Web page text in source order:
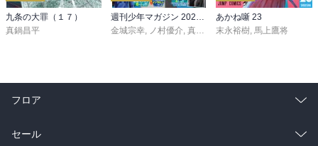
九条の大罪（１７）
真鍋昌平
金城宗幸
ノ村優介 真島ヒロ ,宮島礼吏, 新川直司
あかね噺 23
末永裕樹 馬上鷹将
フロア
総合
セール